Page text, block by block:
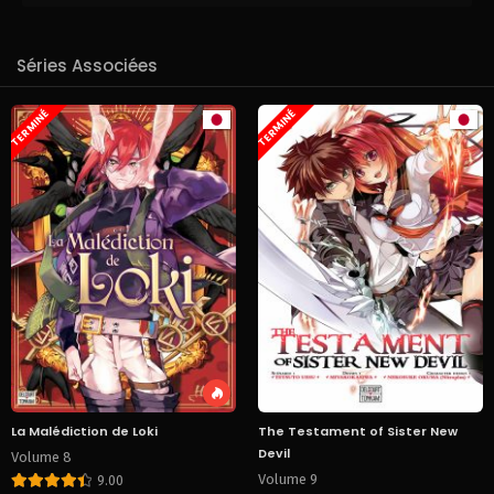
Séries Associées
TERMINÉ
La Malédiction de Loki
Volume 8
9.00
TERMINÉ
The Testament of Sister New
Devil
Volume 9